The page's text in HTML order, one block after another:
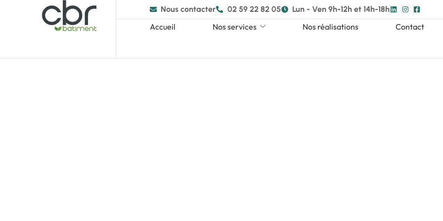
Nous contacter 02 59 22 82 05 Lun - Ven 9h-12h et 14h-18h
Accueil Nos services Nos réalisations Contact